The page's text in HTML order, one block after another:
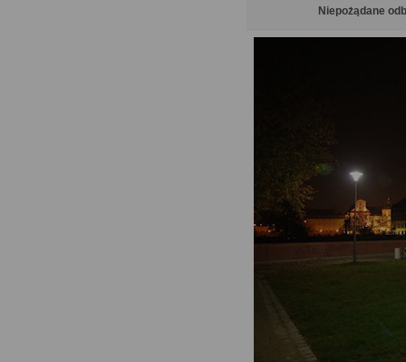
Niepożądane